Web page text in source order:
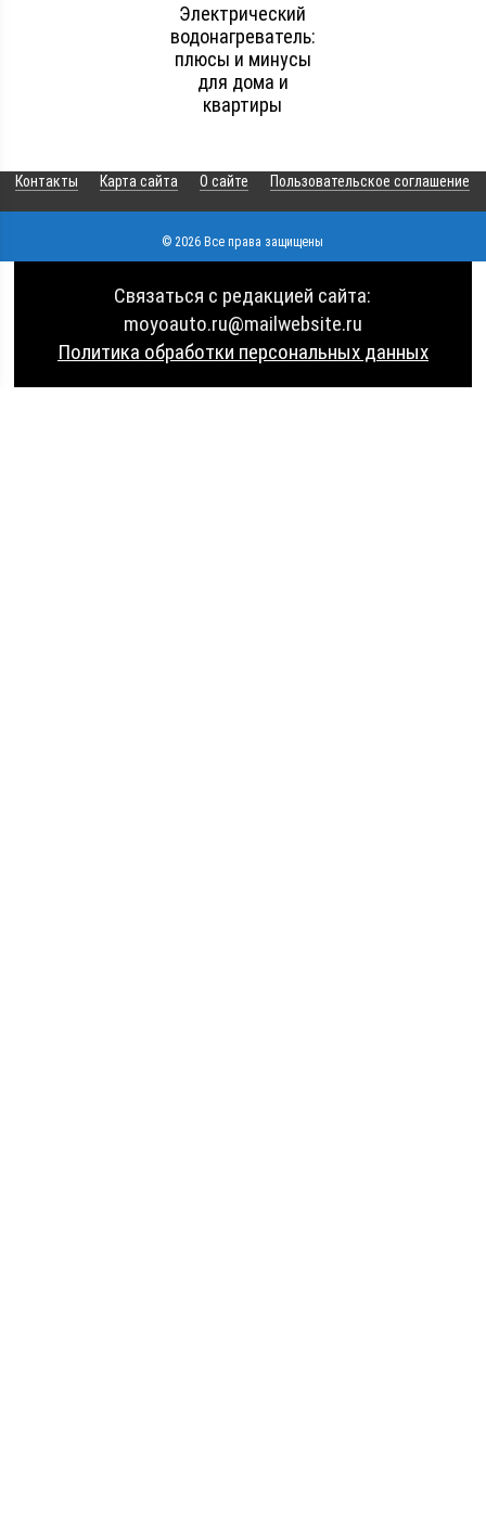
Электрический
водонагреватель:
плюсы и минусы
для дома и
квартиры
Контакты Карта сайта О сайте Пользовательское соглашение
© 2026 Все права защищены
Связаться с редакцией сайта:
moyoauto.ru@mailwebsite.ru
Политика обработки персональных данных